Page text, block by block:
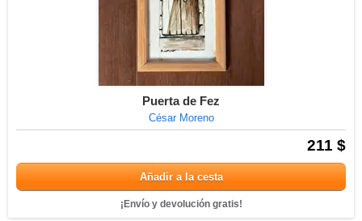
Puerta de Fez
César Moreno
211 $
Añadir a la cesta
¡Envío y devolución gratis!